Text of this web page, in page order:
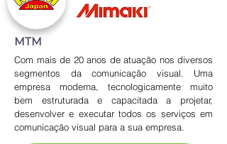
MTM
Com mais de 20 anos de atuação nos diversos
segmentos da comunicação visual. Uma
empresa moderna, tecnologicamente muito
bem estruturada e capacitada a projetar,
desenvolver e executar todos os serviços em
comunicação visual para a sua empresa.